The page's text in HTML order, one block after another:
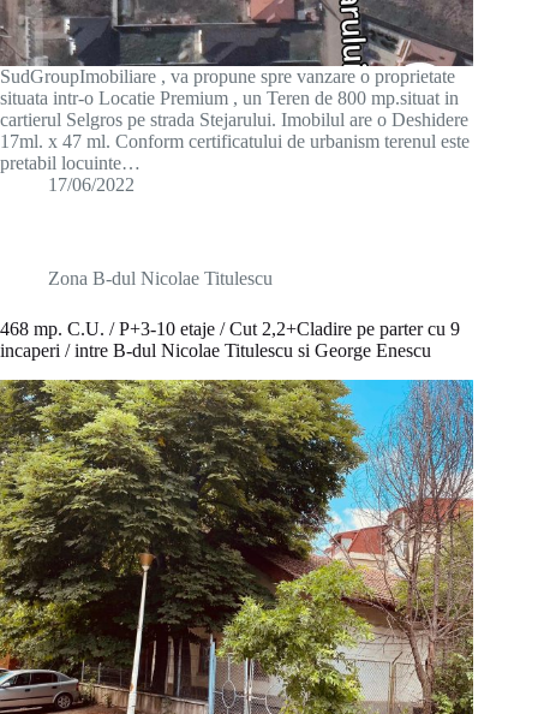
SudGroupImobiliare , va propune spre vanzare o proprietate
situata intr-o Locatie Premium , un Teren de 800 mp.situat in
cartierul Selgros pe strada Stejarului. Imobilul are o Deshidere
17ml. x 47 ml. Conform certificatului de urbanism terenul este
pretabil locuinte…
17/06/2022
Zona B-dul Nicolae Titulescu
468 mp. C.U. / P+3-10 etaje / Cut 2,2+Cladire pe parter cu 9
incaperi / intre B-dul Nicolae Titulescu si George Enescu